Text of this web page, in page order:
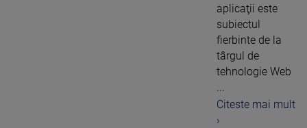
aplicaţii este
subiectul
fierbinte de la
târgul de
tehnologie Web
...
Citeste mai mult
›